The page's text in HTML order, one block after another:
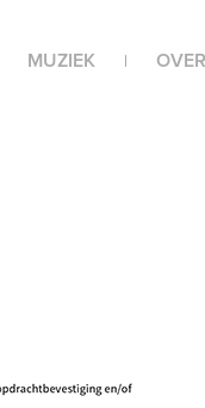
MUZIEK | OVER